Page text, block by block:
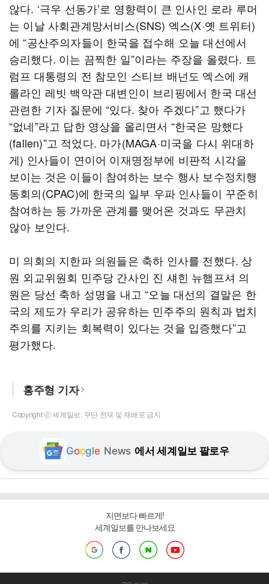
않다. ‘극우 선동가’로 영향력이 큰 인사인 로라 루머
는 이날 사회관계망서비스(SNS) 엑스(X·옛 트위터)
에 “공산주의자들이 한국을 접수해 오늘 대선에서
승리했다. 이는 끔찍한 일”이라는 주장을 올렸다. 트
럼프 대통령의 전 참모인 스티브 배넌도 엑스에 캐
롤라인 레빗 백악관 대변인이 브리핑에서 한국 대선
관련한 기자 질문에 “있다. 찾아 주겠다”고 했다가
“없네”라고 답한 영상을 올리면서 “한국은 망했다
(fallen)”고 적었다. 마가(MAGA·미국을 다시 위대하
게) 인사들이 연이어 이재명정부에 비판적 시각을
보이는 것은 이들이 참여하는 보수 행사 보수정치행
동회의(CPAC)에 한국의 일부 우파 인사들이 꾸준히
참여하는 등 가까운 관계를 맺어온 것과도 무관치
않아 보인다.
미 의회의 지한파 의원들은 축하 인사를 전했다. 상
원 외교위원회 민주당 간사인 진 섀힌 뉴햄프셔 의
원은 당선 축하 성명을 내고 “오늘 대선의 결말은 한
국의 제도가 우리가 공유하는 민주주의 원칙과 법치
주의를 지키는 회복력이 있다는 것을 입증했다”고
평가했다.
홍주형 기자
Copyright ⓒ 세계일보. 무단 전재 및 재배포 금지
Google News 에서 세계일보 팔로우
지면보다 빠르게!
세계일보를 만나보세요